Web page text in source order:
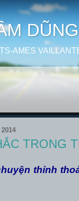
AMES
TRONG
thỉnh